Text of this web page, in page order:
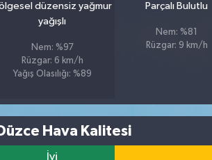
düzensiz yağmur
yağışlı
Nem: %97
Rüzgar: 6 km/h
Yağış Olasılığı: %89
Parçalı Bulutlu
Nem: %81
Rüzgar: 9 km/h
Hava Kalitesi
İyi